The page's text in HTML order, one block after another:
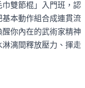
雙節棍」入門班，認
本動作組合成連貫流
你內在的武術家精神
漓間釋放壓力、揮走